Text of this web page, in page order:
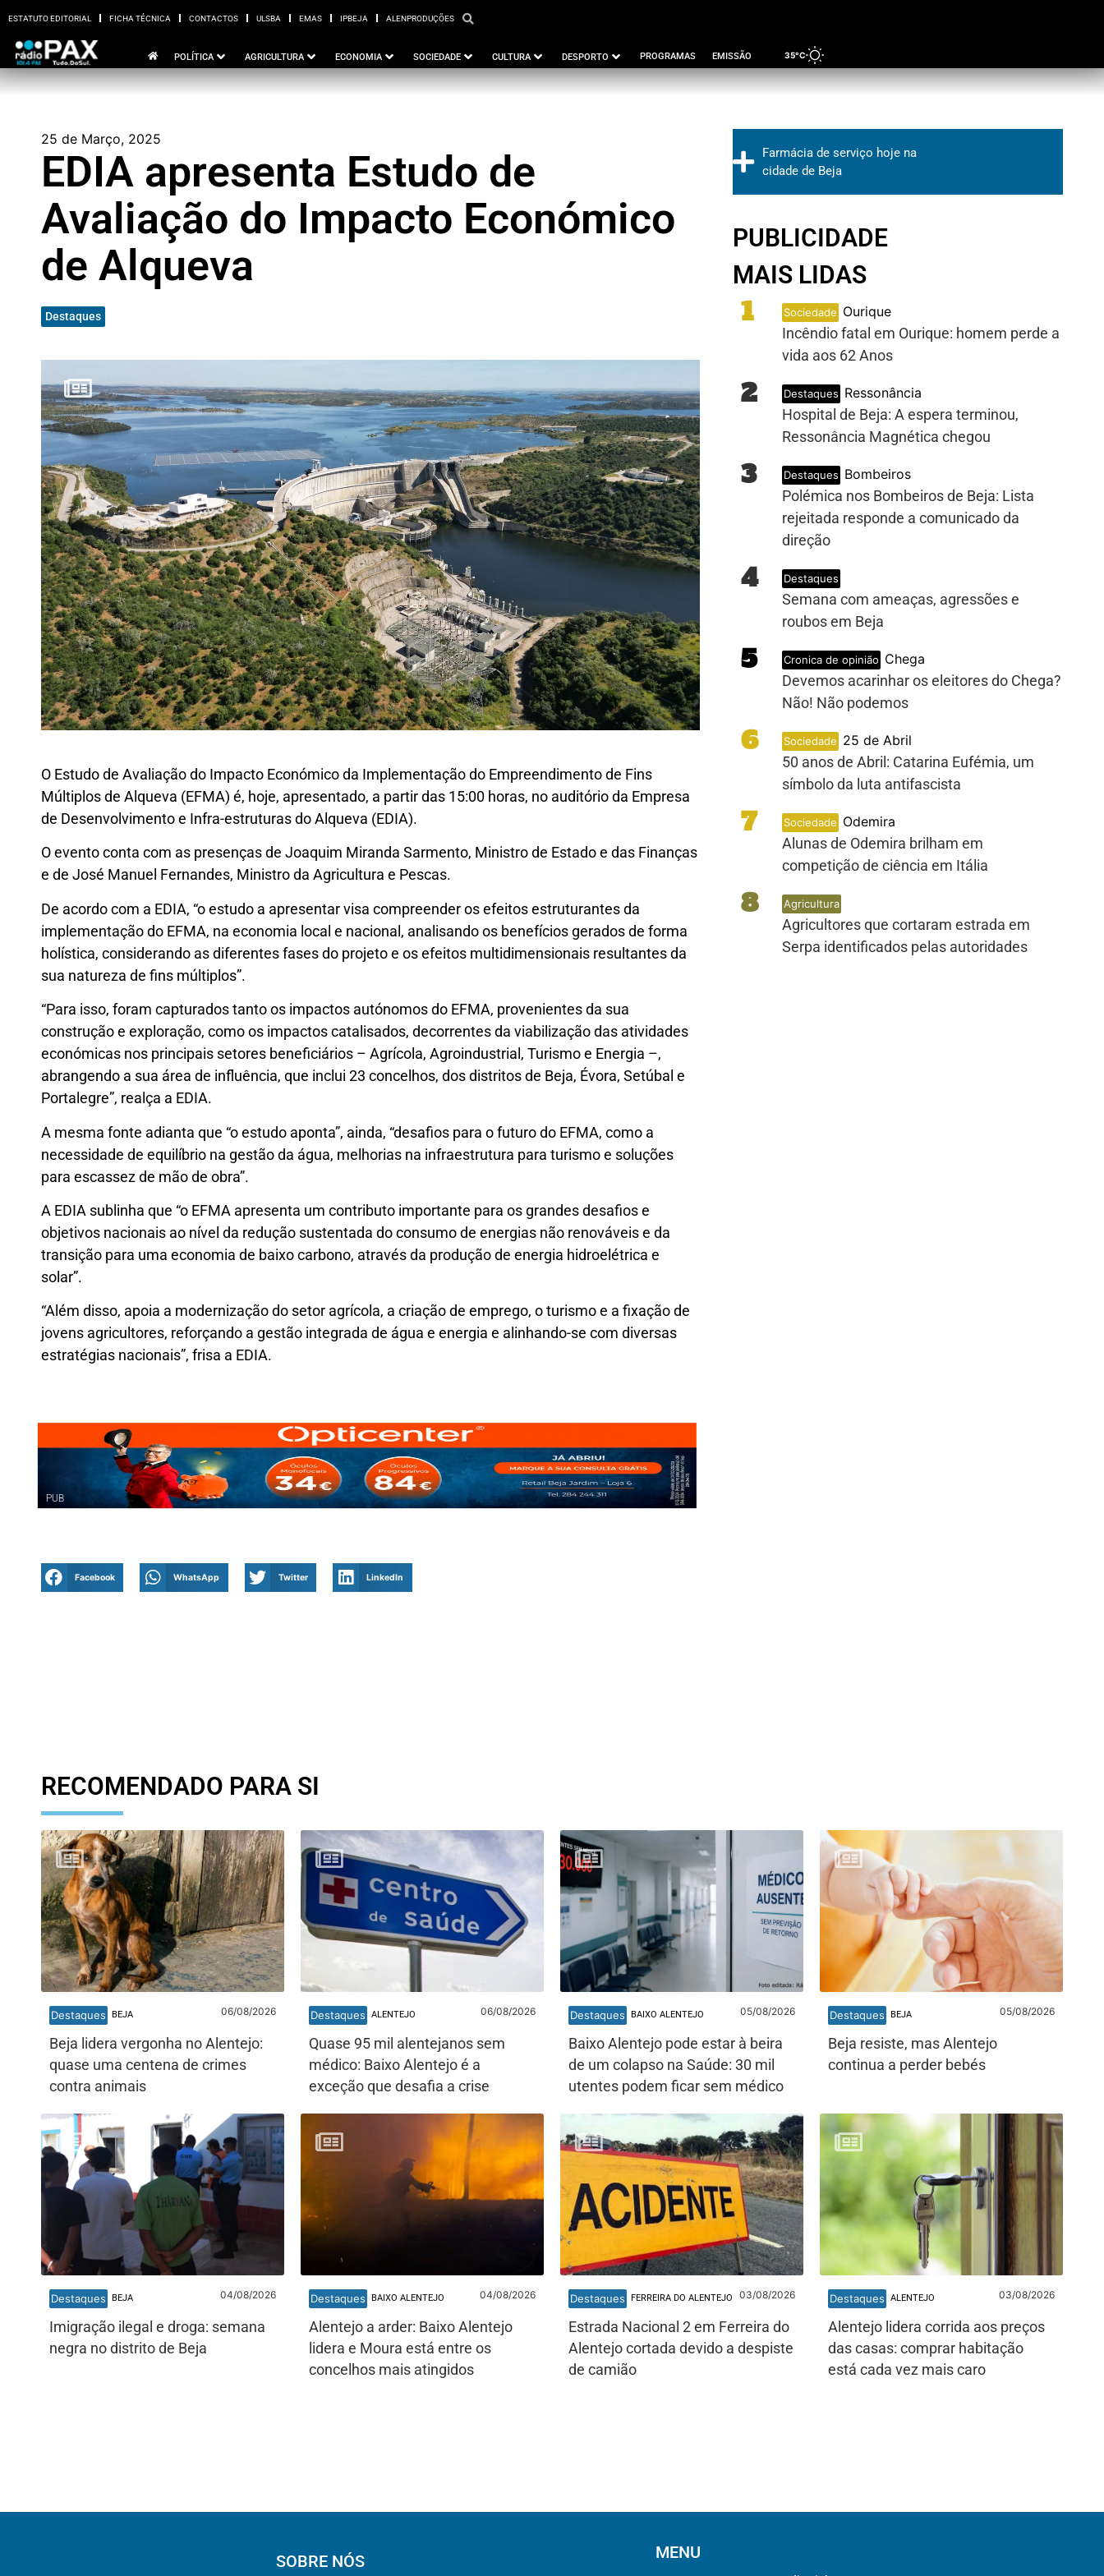
ESTATUTO EDITORIAL FICHA TÉCNICA CONTACTOS ULSBA EMAS IPBEJA ALENPRODUÇÕES
POLÍTICA AGRICULTURA ECONOMIA SOCIEDADE CULTURA DESPORTO PROGRAMAS EMISSÃO 35°C
ESTATUTO EDITORIAL FICHA TÉCNICA CONTACTOS ULSBA EMAS IPBEJA ALENPRODUÇÕES
25 de Março, 2025
EDIA apresenta Estudo de
Avaliação do Impacto Económico
de Alqueva
Destaques
O Estudo de Avaliação do Impacto Económico da Implementação do Empreendimento de Fins
Múltiplos de Alqueva (EFMA) é, hoje, apresentado, a partir das 15:00 horas, no auditório da Empresa
de Desenvolvimento e Infra-estruturas do Alqueva (EDIA).
O evento conta com as presenças de Joaquim Miranda Sarmento, Ministro de Estado e das Finanças
e de José Manuel Fernandes, Ministro da Agricultura e Pescas.
De acordo com a EDIA, “o estudo a apresentar visa compreender os efeitos estruturantes da
implementação do EFMA, na economia local e nacional, analisando os benefícios gerados de forma
holística, considerando as diferentes fases do projeto e os efeitos multidimensionais resultantes da
sua natureza de fins múltiplos”.
“Para isso, foram capturados tanto os impactos autónomos do EFMA, provenientes da sua
construção e exploração, como os impactos catalisados, decorrentes da viabilização das atividades
económicas nos principais setores beneficiários – Agrícola, Agroindustrial, Turismo e Energia –,
abrangendo a sua área de influência, que inclui 23 concelhos, dos distritos de Beja, Évora, Setúbal e
Portalegre”, realça a EDIA.
A mesma fonte adianta que “o estudo aponta”, ainda, “desafios para o futuro do EFMA, como a
necessidade de equilíbrio na gestão da água, melhorias na infraestrutura para turismo e soluções
para escassez de mão de obra”.
A EDIA sublinha que “o EFMA apresenta um contributo importante para os grandes desafios e
objetivos nacionais ao nível da redução sustentada do consumo de energias não renováveis e da
transição para uma economia de baixo carbono, através da produção de energia hidroelétrica e
solar”.
“Além disso, apoia a modernização do setor agrícola, a criação de emprego, o turismo e a fixação de
jovens agricultores, reforçando a gestão integrada de água e energia e alinhando-se com diversas
estratégias nacionais”, frisa a EDIA.
Facebook WhatsApp Twitter LinkedIn
Farmácia de serviço hoje na
cidade de Beja
PUBLICIDADE
MAIS LIDAS
1 Sociedade Ourique
Incêndio fatal em Ourique: homem perde a
vida aos 62 Anos
2 Destaques Ressonância
Hospital de Beja: A espera terminou,
Ressonância Magnética chegou
3 Destaques Bombeiros
Polémica nos Bombeiros de Beja: Lista
rejeitada responde a comunicado da
direção
4 Destaques
Semana com ameaças, agressões e
roubos em Beja
5 Cronica de opinião Chega
Devemos acarinhar os eleitores do Chega?
Não! Não podemos
6 Sociedade 25 de Abril
50 anos de Abril: Catarina Eufémia, um
símbolo da luta antifascista
7 Sociedade Odemira
Alunas de Odemira brilham em
competição de ciência em Itália
8 Agricultura
Agricultores que cortaram estrada em
Serpa identificados pelas autoridades
RECOMENDADO PARA SI
Destaques BEJA 06/08/2026
Beja lidera vergonha no Alentejo:
quase uma centena de crimes
contra animais
Destaques ALENTEJO 06/08/2026
Quase 95 mil alentejanos sem
médico: Baixo Alentejo é a
exceção que desafia a crise
Destaques BAIXO ALENTEJO 05/08/2026
Baixo Alentejo pode estar à beira
de um colapso na Saúde: 30 mil
utentes podem ficar sem médico
Destaques BEJA 05/08/2026
Beja resiste, mas Alentejo
continua a perder bebés
Destaques BEJA 04/08/2026
Imigração ilegal e droga: semana
negra no distrito de Beja
Destaques BAIXO ALENTEJO 04/08/2026
Alentejo a arder: Baixo Alentejo
lidera e Moura está entre os
concelhos mais atingidos
Destaques FERREIRA DO ALENTEJO 03/08/2026
Estrada Nacional 2 em Ferreira do
Alentejo cortada devido a despiste
de camião
Destaques ALENTEJO 03/08/2026
Alentejo lidera corrida aos preços
das casas: comprar habitação
está cada vez mais caro
SOBRE NÓS MENU